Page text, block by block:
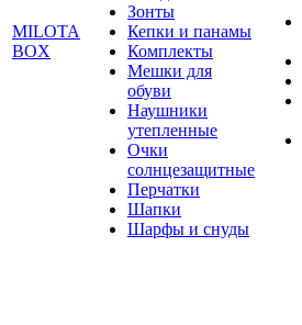
MILOTA
BOX
Зонты
Кепки и панамы
Комплекты
Мешки для
обуви
Наушники
утепленные
Очки
солнцезащитные
Перчатки
Шапки
Шарфы и снуды